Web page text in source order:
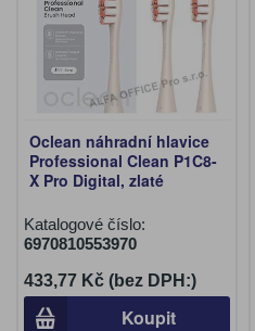
Oclean náhradní hlavice
Professional Clean P1C8-
X Pro Digital, zlaté
Katalogové číslo:
6970810553970
433,77 Kč (bez DPH:)
Koupit